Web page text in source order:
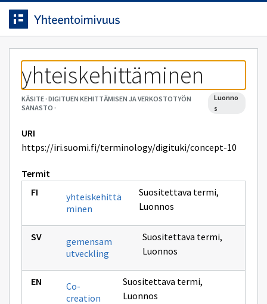
Siirrytty
sivulle
Siirry suoraan sisältöön.
yhteiskehittäminen
KÄSITE· DIGITUEN KEHITTÄMISEN JA VERKOSTOTYÖN
SANASTO ·
luonno
s
URI
https://iri.suomi.fi/terminology/digituki/concept-10
Termit
yhteiskehittä
minen
Suositettava termi,
Luonnos
gemensam
utveckling
Suositettava termi,
Luonnos
Co-
creation
Suositettava termi,
Luonnos